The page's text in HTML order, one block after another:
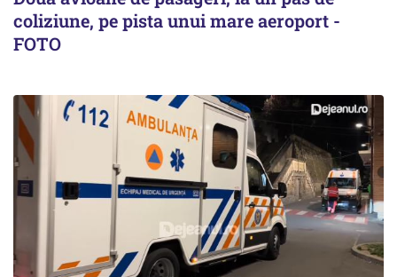
coliziune, pe pista unui mare aeroport -
FOTO